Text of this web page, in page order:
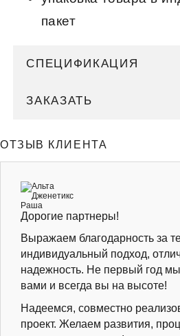
пакет
СПЕЦИФИКАЦИЯ
ЗАКАЗАТЬ
ОТЗЫВ КЛИЕНТА
Дорогие партнеры!
Выражаем благодарность за
индивидуальный подход,
надежность. Не первый год
вами и всегда вы на высоте!
Надеемся, совместно
проект. Желаем развития,